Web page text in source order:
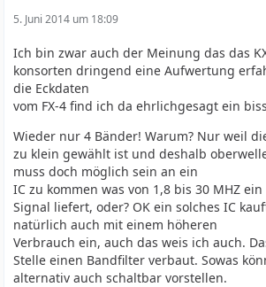
5. Juni 2014 um 18:09
Ich bin zwar auch der Meinung das das
konsorten dringend eine Aufwertung
die Eckdaten
vom FX-4 find ich da ehrlichgesagt ein
Wieder nur 4 Bänder! Warum? Nur weil
zu klein gewählt ist und deshalb
muss doch möglich sein an ein
IC zu kommen was von 1,8 bis 30 MHZ
Signal liefert, oder? OK ein solches IC
natürlich auch mit einem höheren
Verbrauch ein, auch das weis ich auch.
Stelle einen Bandfilter verbaut. Sowas
alternativ auch schaltbar vorstellen.